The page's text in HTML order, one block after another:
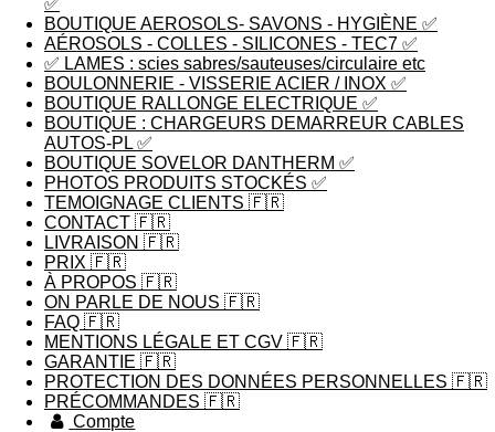
✅
BOUTIQUE AEROSOLS- SAVONS - HYGIÈNE ✅
AÉROSOLS - COLLES - SILICONES - TEC7 ✅
✅ LAMES : scies sabres/sauteuses/circulaire etc
BOULONNERIE - VISSERIE ACIER / INOX ✅
BOUTIQUE RALLONGE ELECTRIQUE ✅
BOUTIQUE : CHARGEURS DEMARREUR CABLES
AUTOS-PL ✅
BOUTIQUE SOVELOR DANTHERM ✅
PHOTOS PRODUITS STOCKÉS ✅
TEMOIGNAGE CLIENTS 🇫🇷
CONTACT 🇫🇷
LIVRAISON 🇫🇷
PRIX 🇫🇷
À PROPOS 🇫🇷
ON PARLE DE NOUS 🇫🇷
FAQ 🇫🇷
MENTIONS LÉGALE ET CGV 🇫🇷
GARANTIE 🇫🇷
PROTECTION DES DONNÉES PERSONNELLES 🇫🇷
PRÉCOMMANDES 🇫🇷
Compte